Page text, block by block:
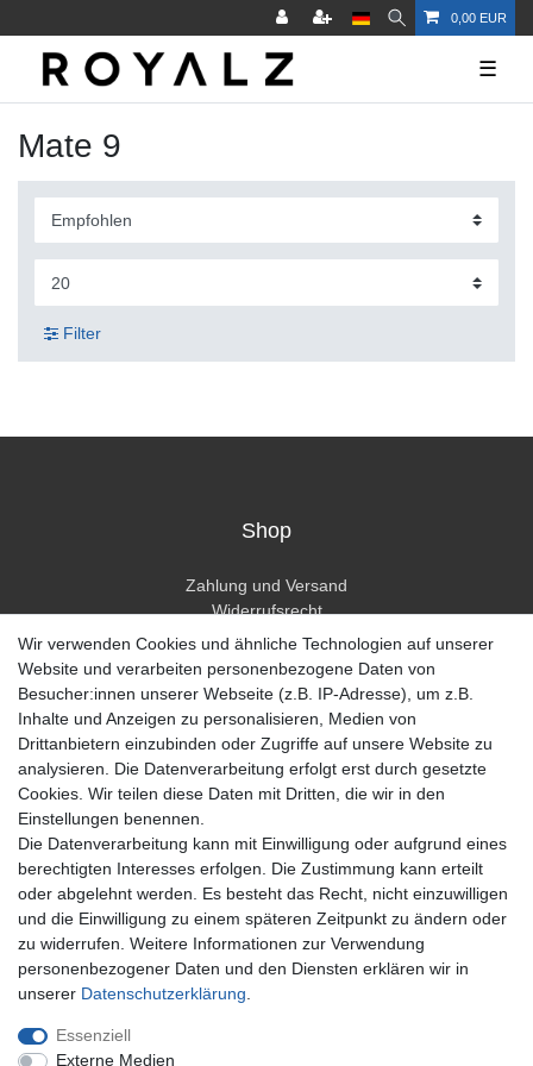
0,00 EUR
☰
Mate 9
Filter
Shop
Zahlung und Versand
Widerrufsrecht
Widerrufsformular
Hilfe
Mein Konto
Registrieren
Anmelden
Unternehmen
Kontakt
Datenschutzerklärung
AGB Kundeninformationen
Impressum
Zahlung und Versand
Wir verwenden Cookies und ähnliche Technologien auf unserer
Website und verarbeiten personenbezogene Daten von
Besucher:innen unserer Webseite (z.B. IP-Adresse), um z.B.
Inhalte und Anzeigen zu personalisieren, Medien von
Drittanbietern einzubinden oder Zugriffe auf unsere Website zu
analysieren. Die Datenverarbeitung erfolgt erst durch gesetzte
Cookies. Wir teilen diese Daten mit Dritten, die wir in den
Einstellungen benennen.
Die Datenverarbeitung kann mit Einwilligung oder aufgrund eines
berechtigten Interesses erfolgen. Die Zustimmung kann erteilt
oder abgelehnt werden. Es besteht das Recht, nicht einzuwilligen
und die Einwilligung zu einem späteren Zeitpunkt zu ändern oder
zu widerrufen. Weitere Informationen zur Verwendung
personenbezogener Daten und den Diensten erklären wir in
unserer Daten­schutz­erklärung
Essenziell
Externe Medien